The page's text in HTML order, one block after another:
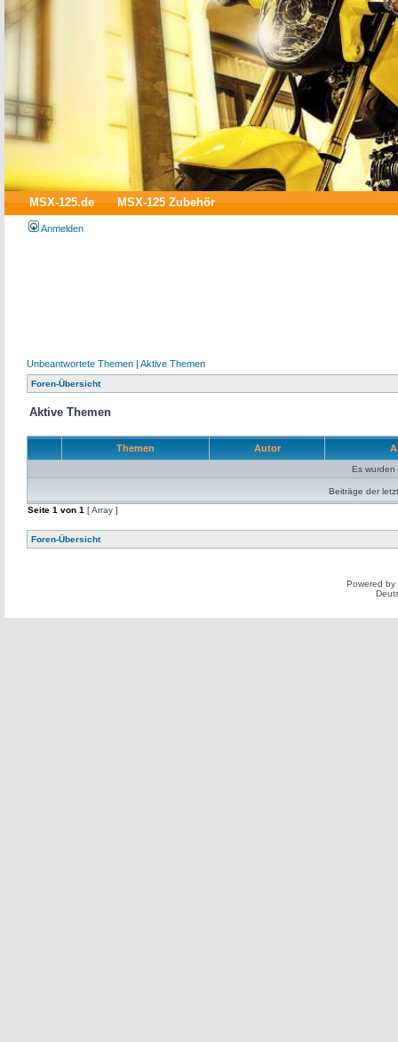
MSX-125.de MSX-125 Zubehör
Anmelden
Unbeantwortete Themen | Aktive Themen
Foren-Übersicht
Aktive Themen
Themen Autor
Es
Beiträge der
Seite 1 von 1 [ Array ]
Foren-Übersicht
Powered by